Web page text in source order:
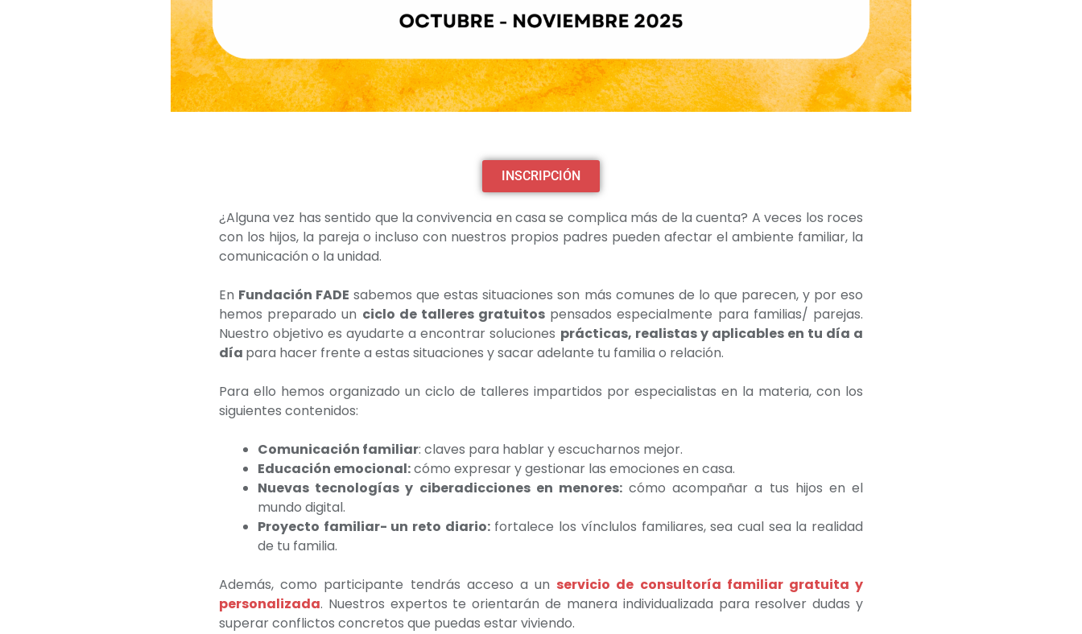
INSCRIPCIÓN
¿Alguna vez has sentido que la convivencia en casa se complica más de la cuenta? A veces los roces
con los hijos, la pareja o incluso con nuestros propios padres pueden afectar el ambiente familiar, la
comunicación o la unidad.
En Fundación FADE sabemos que estas situaciones son más comunes de lo que parecen, y por eso
hemos preparado un ciclo de talleres gratuitos pensados especialmente para familias/ parejas.
Nuestro objetivo es ayudarte a encontrar soluciones prácticas, realistas y aplicables en tu día a
día para hacer frente a estas situaciones y sacar adelante tu familia o relación.
Para ello hemos organizado un ciclo de talleres impartidos por especialistas en la materia, con los
siguientes contenidos:
Comunicación familiar: claves para hablar y escucharnos mejor.
Educación emocional:cómo expresar y gestionar las emociones en casa.
Nuevas tecnologías y ciberadicciones en menores:cómo acompañar a tus hijos en el
mundo digital.
Proyecto familiar- un reto diario:fortalece los vínclulos familiares, sea cual sea la realidad
de tu familia.
Además, como participante tendrás acceso a un servicio de consultoría familiar gratuita y
personalizada. Nuestros expertos te orientarán de manera individualizada para resolver dudas y
superar conflictos concretos que puedas estar viviendo.